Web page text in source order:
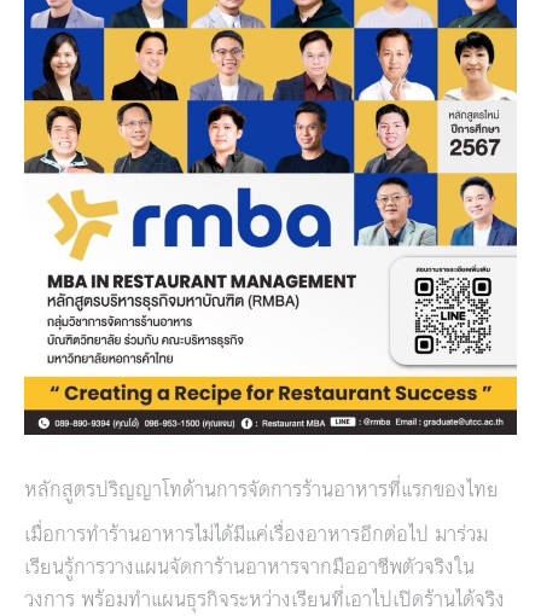
หลักสูตรปริญญาโทด้านการจัดการร้านอาหารที่แรกของไทย
เมื่อการทำร้านอาหารไม่ได้มีแค่เรื่องอาหารอีกต่อไป มาร่วม
เรียนรู้การวางแผนจัดการ้านอาหารจากมืออาชีพตัวจริงใน
วงการ พร้อมทำแผนธุรกิจระหว่างเรียนที่เอาไปเปิดร้านได้จริง